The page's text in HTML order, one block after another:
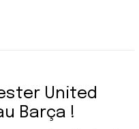
United
Barça !